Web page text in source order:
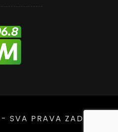
- SVA PRAVA ZADRŽANA.